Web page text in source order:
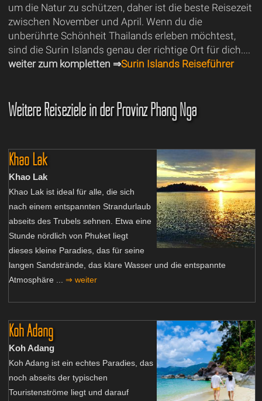
um die Natur zu schützen, daher ist die beste Reisezeit
zwischen November und April. Wenn du die
unberührte Schönheit Thailands erleben möchtest,
sind die Surin Islands genau der richtige Ort für dich....
weiter zum kompletten ⇒Surin Islands Reiseführer
Weitere Reiseziele in der Provinz Phang Nga
Khao Lak
Khao Lak
Khao Lak ist ideal für alle, die sich
nach einem entspannten Strandurlaub
abseits des Trubels sehnen. Etwa eine
Stunde nördlich von Phuket liegt
dieses kleine Paradies, das für seine
langen Sandstrände, das klare Wasser und die entspannte
Atmosphäre ... ⇒ weiter
Koh Adang
Koh Adang
Koh Adang ist ein echtes Paradies, das
noch abseits der typischen
Touristenströme liegt und darauf